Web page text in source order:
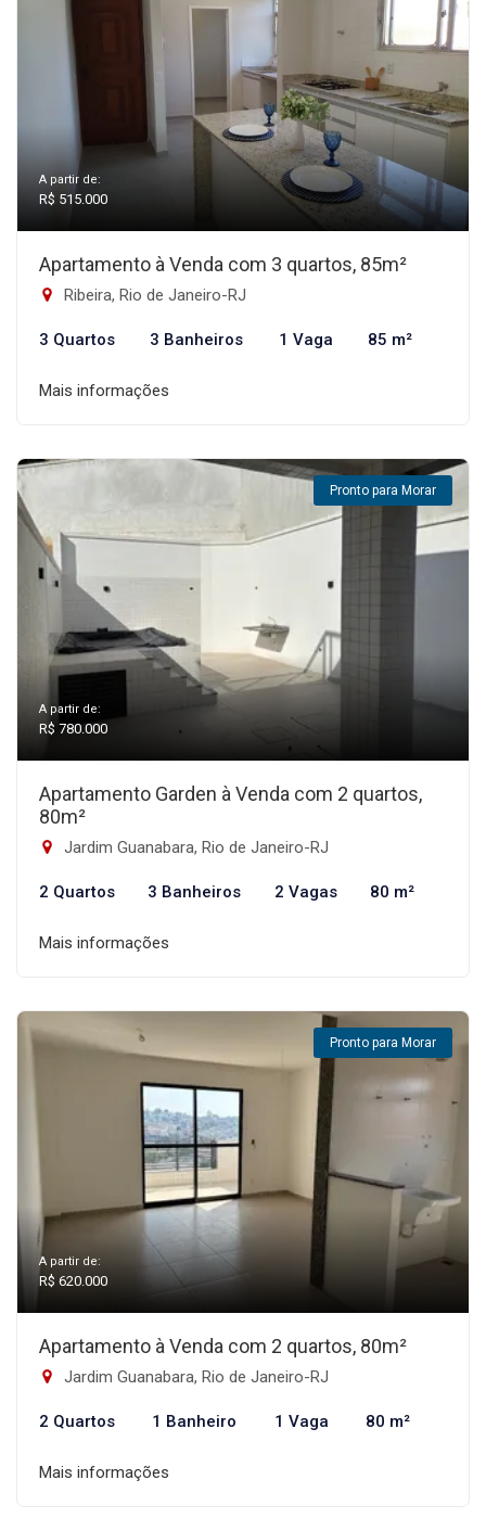
A partir de:
R$ 515.000
Apartamento à Venda com 3 quartos, 85m²
Ribeira, Rio de Janeiro-RJ
3 Quartos 3 Banheiros 1 Vaga 85 m²
Mais informações
Pronto para Morar
A partir de:
R$ 780.000
Apartamento Garden à Venda com 2 quartos,
80m²
Jardim Guanabara, Rio de Janeiro-RJ
2 Quartos 3 Banheiros 2 Vagas 80 m²
Mais informações
Pronto para Morar
A partir de:
R$ 620.000
Apartamento à Venda com 2 quartos, 80m²
Jardim Guanabara, Rio de Janeiro-RJ
2 Quartos 1 Banheiro 1 Vaga 80 m²
Mais informações